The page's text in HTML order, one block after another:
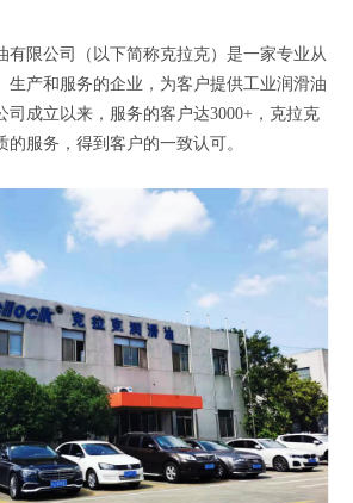
限公司（以下简称克拉克）是一家专业从
生产和服务的企业，为客户提供工业润滑油
司成立以来，服务的客户达3000+，克拉克
服务，得到客户的一致认可。